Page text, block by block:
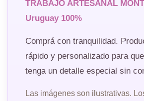
TRABAJO ARTESANAL
Uruguay 100%
Comprá con tranquilidad.
rápido y personalizado para
tenga un detalle especial sin
Las imágenes son ilustrativas.